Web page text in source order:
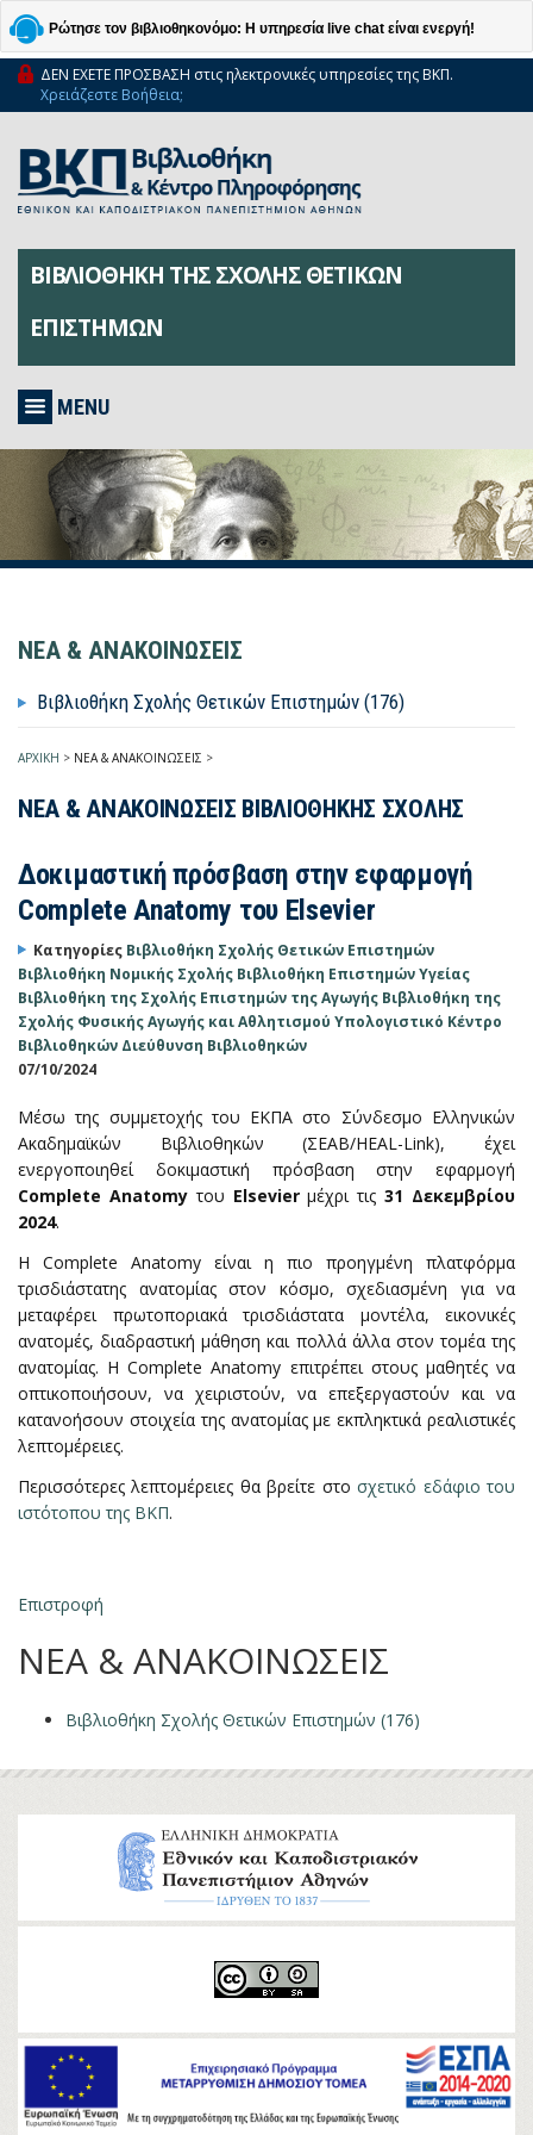
Ρώτησε τον βιβλιοθηκονόμο: Η υπηρεσία live chat είναι ενεργή!
ΔΕΝ ΕΧΕΤΕ ΠΡΟΣΒΑΣΗ στις ηλεκτρονικές υπηρεσίες της ΒΚΠ.
Χρειάζεστε Βοήθεια;
ΒΙΒΛΙΟΘΗΚΗ ΤΗΣ ΣΧΟΛΗΣ ΘΕΤΙΚΩΝ
ΕΠΙΣΤΗΜΩΝ
MENU
ΝΕΑ & ΑΝΑΚΟΙΝΩΣΕΙΣ
Βιβλιοθήκη Σχολής Θετικών Επιστημών (176)
ΑΡΧΙΚΗ > ΝΕΑ & ΑΝΑΚΟΙΝΩΣΕΙΣ >
ΝΕΑ & ΑΝΑΚΟΙΝΩΣΕΙΣ ΒΙΒΛΙΟΘΗΚΗΣ ΣΧΟΛΗΣ
Δοκιμαστική πρόσβαση στην εφαρμογή
Complete Anatomy του Elsevier
Κατηγορίες Βιβλιοθήκη Σχολής Θετικών Επιστημών
Βιβλιοθήκη Νομικής Σχολής Βιβλιοθήκη Επιστημών Υγείας
Βιβλιοθήκη της Σχολής Επιστημών της Αγωγής Βιβλιοθήκη της
Σχολής Φυσικής Αγωγής και Αθλητισμού Υπολογιστικό Κέντρο
Βιβλιοθηκών Διεύθυνση Βιβλιοθηκών
07/10/2024
Μέσω της συμμετοχής του ΕΚΠΑ στο Σύνδεσμο Ελληνικών
Ακαδημαϊκών Βιβλιoθηκών (ΣΕΑΒ/HEAL-Link), έχει
ενεργοποιηθεί δοκιμαστική πρόσβαση στην εφαρμογή
Complete Anatomyτου Elsevierμέχρι τις31 Δεκεμβρίου
2024.
H Complete Anatomy είναι η πιο προηγμένη πλατφόρμα
τρισδιάστατης ανατομίας στον κόσμο, σχεδιασμένη για να
μεταφέρει πρωτοποριακά τρισδιάστατα μοντέλα, εικονικές
ανατομές, διαδραστική μάθηση και πολλά άλλα στον τομέα της
ανατομίας. Η Complete Anatomy επιτρέπει στους μαθητές να
οπτικοποιήσουν, να χειριστούν, να επεξεργαστούν και να
κατανοήσουν στοιχεία της ανατομίας με εκπληκτικά ρεαλιστικές
λεπτομέρειες.
Περισσότερες λεπτομέρειες θα βρείτε στοσχετικό εδάφιο του
ιστότοπου της ΒΚΠ.
Επιστροφή
ΝΕΑ & ΑΝΑΚΟΙΝΩΣΕΙΣ
Βιβλιοθήκη Σχολής Θετικών Επιστημών (176)